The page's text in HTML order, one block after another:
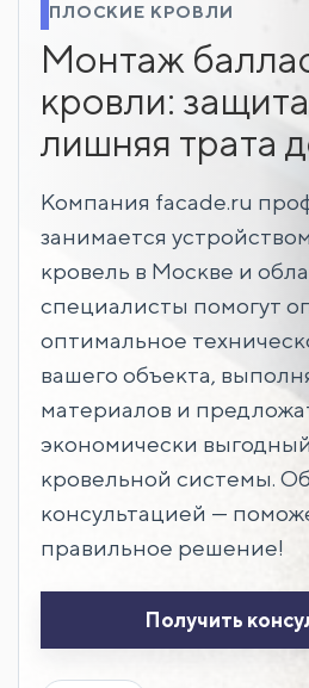
ПЛОСКИЕ КРОВЛИ
Монтаж
кровли:
лишняя трата
Компания facade.ru
занимается
кровель в Москве и
специалисты помогут
оптимальное
вашего объекта,
материалов и
экономически
кровельной системы.
консультацией —
правильное решение!
Получить